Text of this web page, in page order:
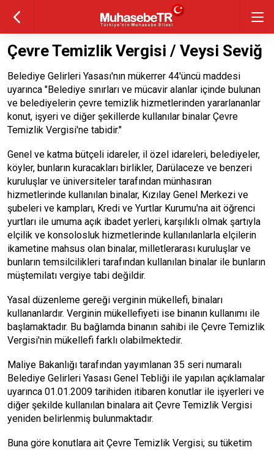
Çevre Temizlik Vergisi / Veysi Seviğ
Belediye Gelirleri Yasası'nın mükerrer 44'üncü maddesi
uyarınca "Belediye sınırları ve mücavir alanlar içinde bulunan
ve belediyelerin çevre temizlik hizmetlerinden yararlananlar
konut, işyeri ve diğer şekillerde kullanılar binalar Çevre
Temizlik Vergisi'ne tabidir."
Genel ve katma bütçeli idareler, il özel idareleri, belediyeler,
köyler, bunların kuracakları birlikler, Darülaceze ve benzeri
kuruluşlar ve üniversiteler tarafından münhasıran
hizmetlerinde kullanılan binalar, Kızılay Genel Merkezi ve
şubeleri ve kampları, Kredi ve Yurtlar Kurumu'na ait öğrenci
yurtları ile umuma açık ibadet yerleri, karşılıklı olmak şartıyla
elçilik ve konsolosluk hizmetlerinde kullanılanlarla elçilerin
ikametine mahsus olan binalar, milletlerarası kuruluşlar ve
bunların temsilcilikleri tarafından kullanılan binalar ile bunların
müştemilatı vergiye tabi değildir.
Yasal düzenleme gereği verginin mükellefi, binaları
kullananlardır. Verginin mükellefiyeti ise binanın kullanımı ile
başlamaktadır. Bu bağlamda binanın sahibi ile Çevre Temizlik
Vergisi'nin mükellefi farklı olabilmektedir.
Maliye Bakanlığı tarafından yayımlanan 35 seri numaralı
Belediye Gelirleri Yasası Genel Tebliği ile yapılan açıklamalar
uyarınca 01.01.2009 tarihiden itibaren konutlar ile işyerleri ve
diğer şekilde kullanılan binalara ait Çevre Temizlik Vergisi
yeniden belirlenmiş bulunmaktadır.
Buna göre konutlara ait Çevre Temizlik Vergisi; su tüketim